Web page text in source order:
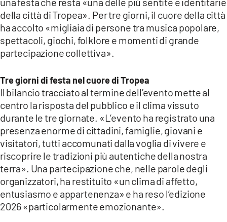
LACAPITALENEWS.IT
App
APPLE
della città di Tropea». Per tre giorni, il cuore della città
ha accolto «migliaia di persone tra musica popolare,
spettacoli, giochi, folklore e momenti di grande
partecipazione collettiva».
Tre giorni di festa nel cuore di Tropea
Il bilancio tracciato al termine dell’evento mette al
centro la risposta del pubblico e il clima vissuto
durante le tre giornate. «L’evento ha registrato una
presenza enorme di cittadini, famiglie, giovani e
visitatori, tutti accomunati dalla voglia di vivere e
riscoprire le tradizioni più autentiche della nostra
terra». Una partecipazione che, nelle parole degli
organizzatori, ha restituito «un clima di affetto,
entusiasmo e appartenenza» e ha reso l’edizione
2026 «particolarmente emozionante».